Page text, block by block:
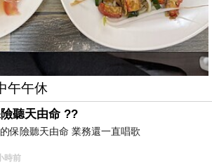
午午休
聽天由命 ??
保險聽天由命 業務還一直唱歌
時前